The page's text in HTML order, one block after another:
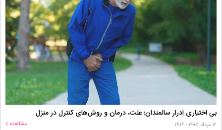
بی اختیاری ادرار سالمندان؛ علت، درمان و روش‌های کنترل در منزل
۱۲ مرداد ۱۴۰۵ - ۱۴:۱۶ مشاهده